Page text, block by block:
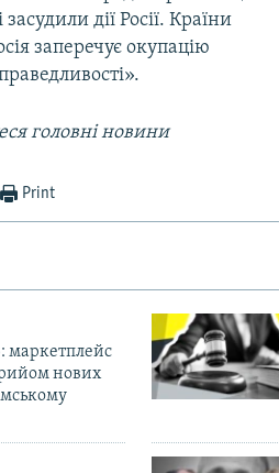
дії Росії. Країни
заперечує окупацію
головні новини
Print
маркетплейс
нових